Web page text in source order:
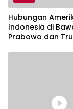
Hubungan
Indonesia di
Prabowo dan